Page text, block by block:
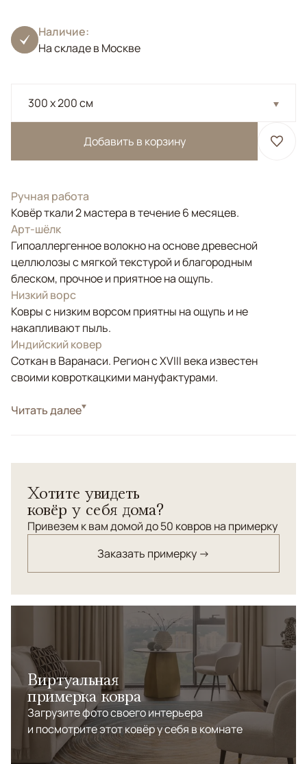
Наличие:
На складе в Москве
300 x 200 см
Добавить в корзину
Ручная работа
Ковёр ткали 2 мастера в течение 6 месяцев.
Арт-шёлк
Гипоаллергенное волокно на основе древесной
целлюлозы с мягкой текстурой и благородным
блеском, прочное и приятное на ощупь.
Низкий ворс
Ковры с низким ворсом приятны на ощупь и не
накапливают пыль.
Индийский ковер
Соткан в Варанаси. Регион с XVIII века известен
своими ковроткацкими мануфактурами.
СтильСовременные
игре цвета, света и поверхности. Мягкий градиент
оттенков словно растворяется в материале, создавая
эффект вуали — полупрозрачной, спокойной и текучей.
Читать далее
Хотите увидеть
ковёр у себя дома?
Привезем к вам домой до 50 ковров на примерку
Заказать примерку →
Виртуальная
примерка ковра
Загрузите фото своего интерьера
и посмотрите этот ковёр у себя в комнате